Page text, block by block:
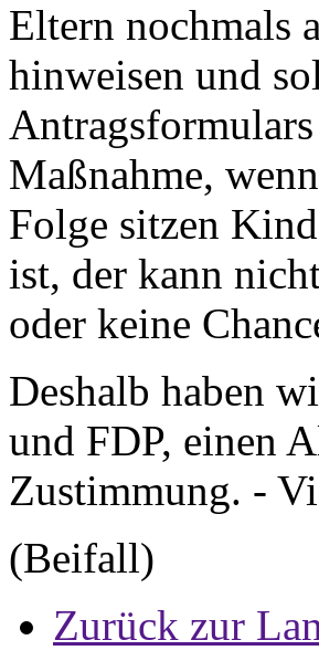
Eltern nochmals
hinweisen und
Maßnahme,
Folge sitzen
ist, der kann
oder keine
Deshalb haben
und FDP, einen
Zustimmung. -
(Beifall)
Zurück zur